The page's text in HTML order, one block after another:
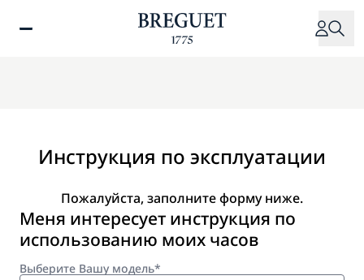
Инструкция по эксплуатации
Пожалуйста, заполните форму ниже.
Меня интересует инструкция по
использованию моих часов
Выберите Вашу модель*